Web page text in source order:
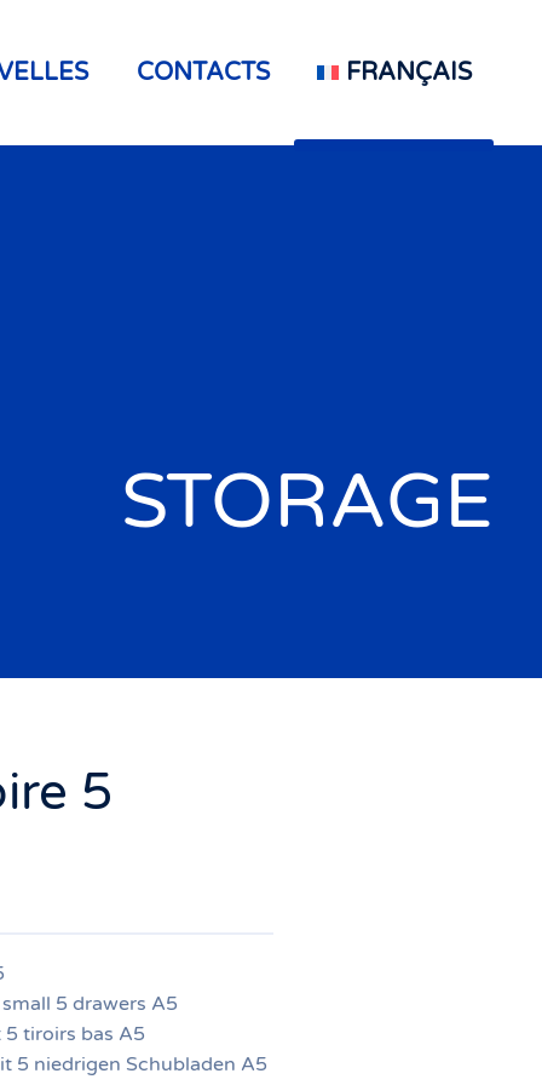
CONTACTS FRANÇAIS
STORAGE
5
5 drawers A5
tiroirs bas A5
5 niedrigen Schubladen A5